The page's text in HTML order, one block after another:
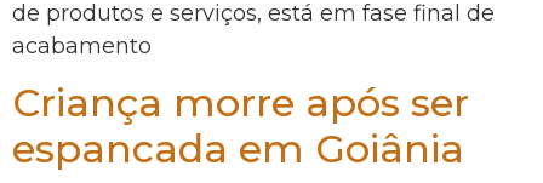
de produtos e serviços, está em fase final de
acabamento
Criança morre após ser
espancada em Goiânia